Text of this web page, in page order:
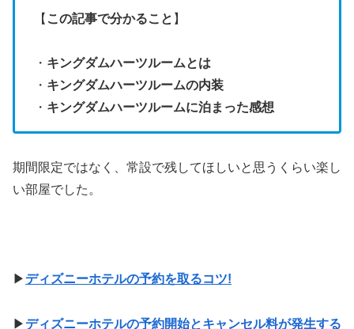
【 この記事で分かること 】
・ キングダムハーツルームとは
・ キングダムハーツルームの内装
・ キングダムハーツルームに泊まった感想
期間限定ではなく、常設で残してほしいと思うくらい楽し
い部屋でした。
▶ ディズニーホテルの予約を取るコツ!
▶ ディズニーホテルの予約開始とキャンセル料が発生する